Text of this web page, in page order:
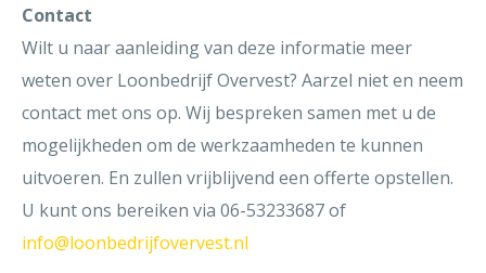
Contact
Wilt u naar aanleiding van deze informatie meer
weten over Loonbedrijf Overvest? Aarzel niet en neem
contact met ons op. Wij bespreken samen met u de
mogelijkheden om de werkzaamheden te kunnen
uitvoeren. En zullen vrijblijvend een offerte opstellen.
U kunt ons bereiken via 06-53233687 of
info@loonbedrijfovervest.nl